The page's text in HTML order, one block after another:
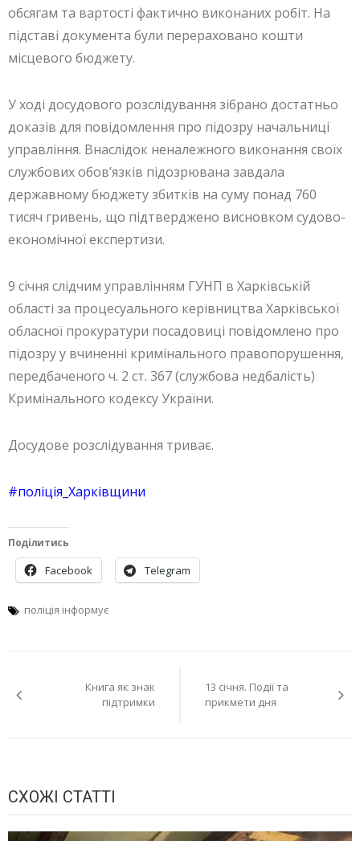
обсягам та вартості фактично виконаних робіт. На
підставі документа були перераховано кошти
місцевого бюджету.
У ході досудового розслідування зібрано достатньо
доказів для повідомлення про підозру начальниці
управління. Внаслідок неналежного виконання своїх
службових обов’язків підозрювана завдала
державному бюджету збитків на суму понад 760
тисяч гривень, що підтверджено висновком судово-
економічної експертизи.
9 січня слідчим управлінням ГУНП в Харківській
області за процесуального керівництва Харківської
обласної прокуратури посадовиці повідомлено про
підозру у вчиненні кримінального правопорушення,
передбаченого ч. 2 ст. 367 (службова недбалість)
Кримінального кодексу України.
Досудове розслідування триває.
#поліція_Харківщини
Поділитись
Facebook Telegram
поліція інформує
записів
Книга як знак
підтримки
13 січня. Події та
прикмети дня
СХОЖІ СТАТТІ